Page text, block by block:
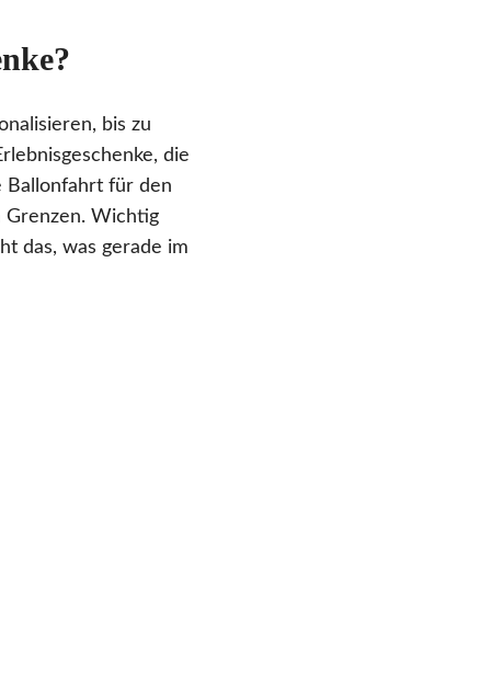
bis zu
die
Ballonfahrt für den
Grenzen. Wichtig
das, was gerade im